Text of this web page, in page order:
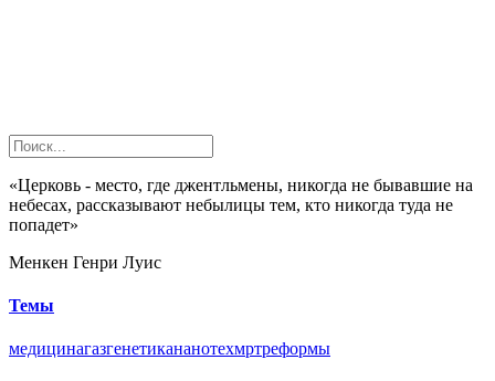
«Церковь - место, где джентльмены, никогда не бывавшие на
небесах, рассказывают небылицы тем, кто никогда туда не
попадет»
Менкен Генри Луис
Темы
медицинагазгенетикананотехмртреформы